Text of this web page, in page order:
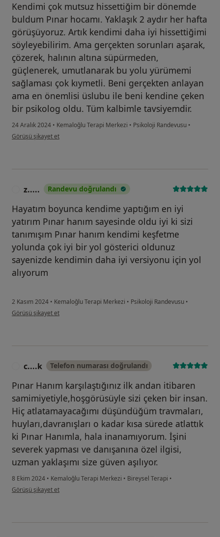
Kendimi çok mutsuz hissettiğim bir dönemde
buldum Pınar hocamı. Yaklaşık 2 aydır her hafta
görüşüyoruz. Artık kendimi daha iyi hissettiğimi
söyleyebilirim. Ama gerçekten sorunları aşarak,
çözerek, halının altına süpürmeden,
güçlenerek, umutlanarak bu yolu yürümemi
sağlaması çok kıymetli. Beni gerçekten anlayan
ama en önemlisi üslubu ile beni kendine çeken
bir psikolog oldu. Tüm kalbimle tavsiyemdir.
24 Aralık 2024 • Kemaloğlu Terapi Merkezi • Psikoloji Randevusu •
kullanıcının görüşüne göre e....a
Görüşü şikayet et
z..... Randevu doğrulandı
Hayatım boyunca kendime yaptığım en iyi
yatırım Pınar hanım sayesinde oldu iyi ki sizi
tanımışım Pınar hanım kendimi keşfetme
yolunda çok iyi bir yol gösterici oldunuz
sayenizde kendimin daha iyi versiyonu için yol
alıyorum
2 Kasım 2024 • Kemaloğlu Terapi Merkezi • Psikoloji Randevusu •
kullanıcının görüşüne göre z.....
Görüşü şikayet et
c....k Telefon numarası doğrulandı
Pınar Hanım karşılaştığınız ilk andan itibaren
samimiyetiyle,hoşgörüsüyle sizi çeken bir insan.
Hiç atlatamayacağımı düşündüğüm travmaları,
huyları,davranışları o kadar kısa sürede atlattık
ki Pınar Hanımla, hala inanamıyorum. İşini
severek yapması ve danışanına özel ilgisi,
uzman yaklaşımı size güven aşılıyor.
8 Ekim 2024 • Kemaloğlu Terapi Merkezi • Bireysel Terapi •
kullanıcının görüşüne göre c....k
Görüşü şikayet et